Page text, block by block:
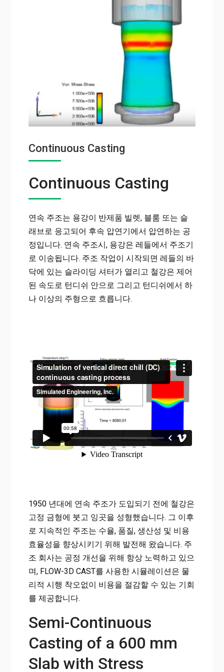
Continuous Casting
Continuous Casting
연속 주조는 용강이 반제품 빌렛, 블룸 또는 슬
래브로 응고되어 후속 압연기에서 압연하는 공
정입니다. 연속 주조시, 용강은 레들에서 주조기
로 이송됩니다. 주조 작업이 시작되면 레들의 바
닥에 있는 슬라이딩 셔터가 열리고 철강은 제어
된 속도로 턴디쉬 안으로 그리고 턴디쉬에서 하
나 이상의 주형으로 흐릅니다.
1950 년대에 연속 주조가 도입되기 전에 철강은
고정 금형에 붓고 잉곳을 성형했습니다. 그 이후
로 지속적인 주조는 수율, 품질, 생산성 및 비용
효율성을 향상시키기 위해 발전해 왔습니다. 주
조 회사는 공정 개선을 위해 항상 노력하고 있으
며, FLOW-3D CAST를 사용한 시뮬레이션은 물
리적 시행 착오없이 비용을 절감할 수 있는 기회
를 제공합니다.
Semi-Continuous
Casting of a 600 mm
Slab with Stress